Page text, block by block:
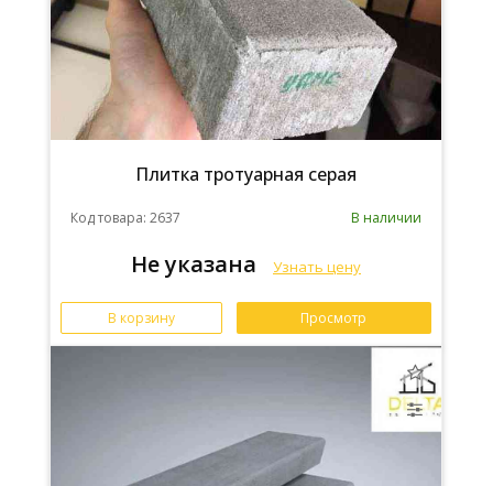
Плитка тротуарная серая
Код товара: 2637 В наличии
Не указана Узнать цену
В корзину Просмотр